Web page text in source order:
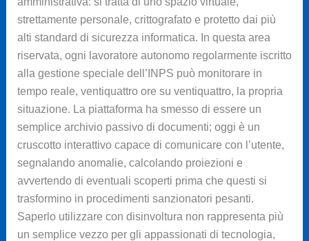
strettamente personale, crittografato e protetto dai più
alti standard di sicurezza informatica. In questa area
riservata, ogni lavoratore autonomo regolarmente iscritto
alla gestione speciale dell’INPS può monitorare in
tempo reale, ventiquattro ore su ventiquattro, la propria
situazione. La piattaforma ha smesso di essere un
semplice archivio passivo di documenti; oggi è un
cruscotto interattivo capace di comunicare con l’utente,
segnalando anomalie, calcolando proiezioni e
avvertendo di eventuali scoperti prima che questi si
trasformino in procedimenti sanzionatori pesanti.
Saperlo utilizzare con disinvoltura non rappresenta più
un semplice vezzo per gli appassionati di tecnologia,